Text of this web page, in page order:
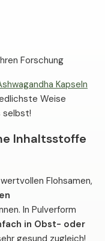
Forschung
Kapseln
Weise
selbst!
Inhaltsstoffe
Flohsamen,
In Pulverform
in Obst- oder